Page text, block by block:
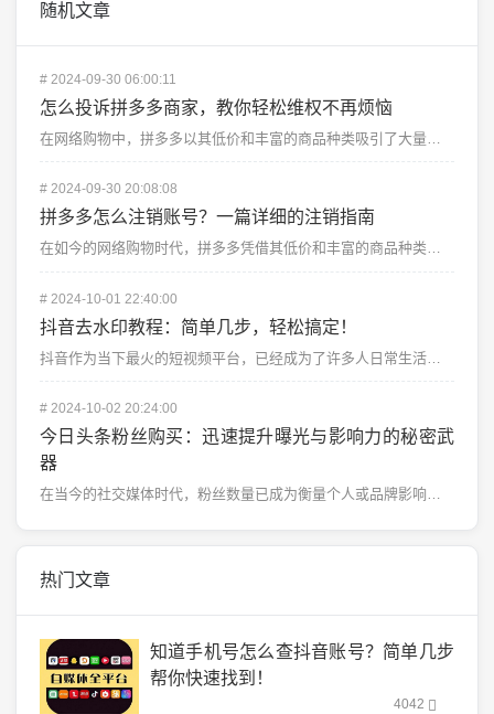
随机文章
# 2024-09-30 06:00:11
怎么投诉拼多多商家，教你轻松维权不再烦恼
# 2024-09-30 20:08:08
拼多多怎么注销账号？一篇详细的注销指南
在如今的网络购物时代，拼多多凭借其低价和丰富的商品种类吸引了大量用户。有时我们可能因为个人原因或是为...
# 2024-10-01 22:40:00
抖音去水印教程：简单几步，轻松搞定！
抖音作为当下最火的短视频平台，已经成为了许多人日常生活中不可或缺的一部分。无论是创作者还是普通用户，...
# 2024-10-02 20:24:00
今日头条粉丝购买：迅速提升曝光与影响力的秘密武
器
在当今的社交媒体时代，粉丝数量已成为衡量个人或品牌影响力的重要指标。而作为中国领先的内容平台之一，今...
热门文章
知道手机号怎么查抖音账号？简单几步
帮你快速找到！
4042